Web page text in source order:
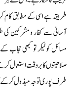
طریقہ ہے اسی کے مطابق کام
آسانی سے کفار و مشرکین کی
مسائل کو لیکر تو کبھی حجاب
صلاحیتوں کا بروقت استعمال
طرف پوری توجہ مبذول کرکے